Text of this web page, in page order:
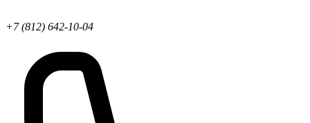
+7 (812) 642-10-04